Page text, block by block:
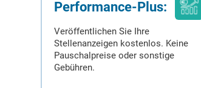
Performance-Plus:
Veröffentlichen Sie Ihre
Stellenanzeigen kostenlos. Keine
Pauschalpreise oder sonstige
Gebühren.